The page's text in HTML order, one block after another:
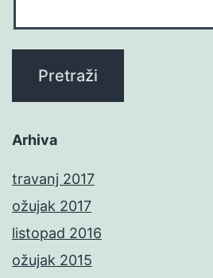
Arhiva
travanj 2017
ožujak 2017
listopad 2016
ožujak 2015